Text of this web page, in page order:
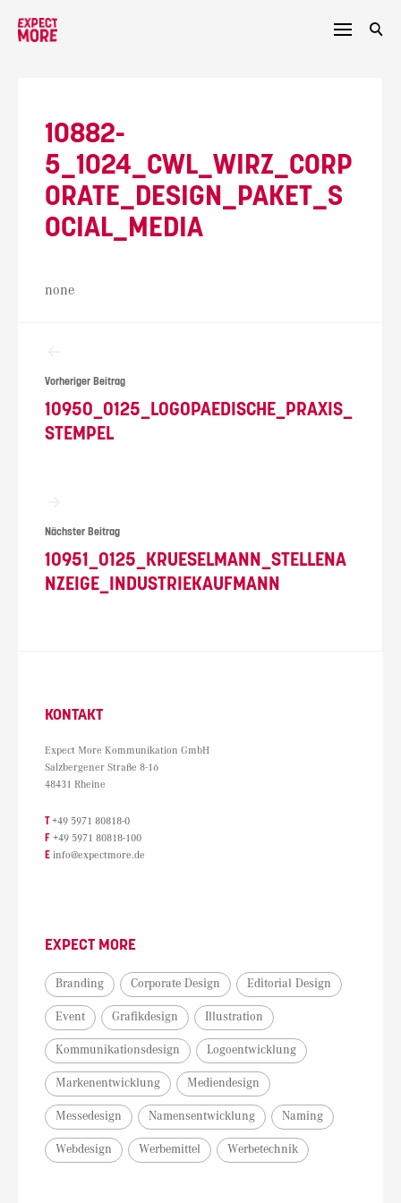
10882-
5_1024_CWL_WIRZ_CORP
ORATE_DESIGN_PAKET_S
OCIAL_MEDIA
none
Vorheriger Beitrag
10950_0125_LOGOPAEDISCHE_PRAXIS_
STEMPEL
Nächster Beitrag
10951_0125_KRUESELMANN_STELLENA
NZEIGE_INDUSTRIEKAUFMANN
KONTAKT
Expect More Kommunikation GmbH
Salzbergener Straße 8-16
48431 Rheine
T +49 5971 80818-0
F +49 5971 80818-100
E info@expectmore.de
EXPECT MORE
Branding Corporate Design Editorial Design
Event Grafikdesign Illustration
Kommunikationsdesign Logoentwicklung
Markenentwicklung Mediendesign
Messedesign Namensentwicklung Naming
Webdesign Werbemittel Werbetechnik